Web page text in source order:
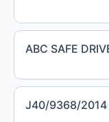
ABC SAFE
J40/9368/2014